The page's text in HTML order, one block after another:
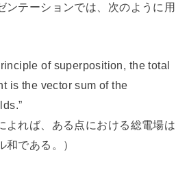
ンテーションでは、次のように用
of superposition, the total
is the vector sum of the
よれば、ある点における総電場は
である。）